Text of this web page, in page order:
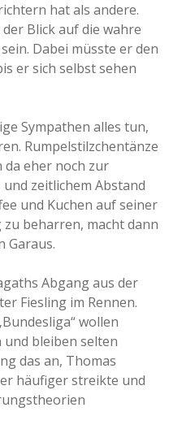
hat als andere.
Blick auf die wahre
Dabei müsste er den
er sich selbst sehen
Sympathen alles tun,
Rumpelstilzchentänze
da eher noch zur
zeitlichem Abstand
und Kuchen auf seiner
beharren, macht dann
Garaus.
Abgang aus der
Fiesling im Rennen.
wollen
bleiben selten
das an, Thomas
häufiger streikte und